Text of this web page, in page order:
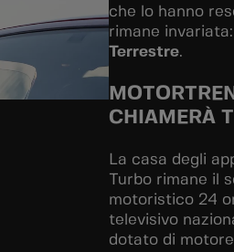
che lo hanno
rimane invariata:
Terrestre.
CHIAMERÀ
La casa degli
Turbo rimane il
motoristico 24
televisivo
dotato di